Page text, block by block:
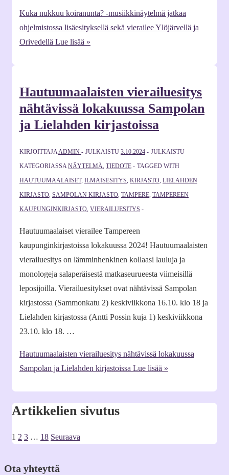
Kuka nukkuu koiranunta? -musiikkinäytelmä jatkaa
ohjelmistossa lisäesityksellä sekä vierailee Ylöjärvellä ja
Orivedellä Lue lisää »
Hautuumaalaisten vierailuesitys
nähtävissä lokakuussa Sampolan
ja Lielahden kirjastoissa
KIRJOITTAJAADMIN JULKAISTU 3.10.2024
JULKAISTU
KATEGORIASSANÄYTELMÄ, TIEDOTE
TAGGED WITH
HAUTUUMAALAISET, ILMAISESITYS, KIRJASTO, LIELAHDEN
KIRJASTO, SAMPOLAN KIRJASTO, TAMPERE, TAMPEREEN
KAUPUNGINKIRJASTO, VIERAILUESITYS
Hautuumaalaiset vierailee Tampereen
kaupunginkirjastoissa lokakuussa 2024! Hautuumaalaisten
vierailuesitys on lämminhenkinen kollaasi lauluja ja
monologeja salaperäisestä matkaseurueesta viimeisillä
leposijoilla. Vierailuesitykset ovat nähtävissä Sampolan
kirjastossa (Sammonkatu 2) keskiviikkona 16.10. klo 18 ja
Lielahden kirjastossa (Antti Possin kuja 1) keskiviikkona
23.10. klo 18. …
Hautuumaalaisten vierailuesitys nähtävissä lokakuussa
Sampolan ja Lielahden kirjastoissa Lue lisää »
Artikkelien sivutus
1 2 3 … 18 Seuraava
Ota yhteyttä